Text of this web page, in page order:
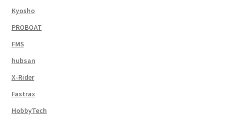
Kyosho
PROBOAT
FMS
hubsan
X-Rider
Fastrax
HobbyTech